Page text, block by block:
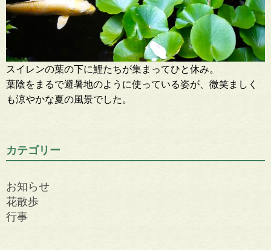
スイレンの葉の下に鯉たちが集まってひと休み。
葉陰をまるで避暑地のように使っている姿が、微笑ましく
も涼やかな夏の風景でした。
カテゴリー
お知らせ
花散歩
行事